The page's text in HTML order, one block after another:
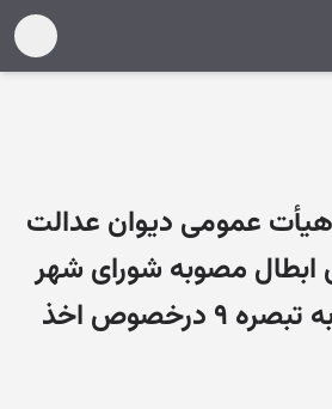
رأی شماره ۳۸۷ هیأت عمومی دیوان عدالت
مصوبه شورای شهر
اصفهان مرسوم به تبصره ۹ درخصوص اخذ